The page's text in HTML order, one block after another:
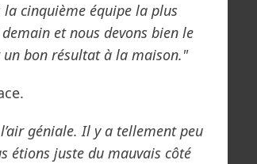
la cinquième équipe la plus
et nous devons bien le
un bon résultat à la maison."
géniale. Il y a tellement peu
étions juste du mauvais côté